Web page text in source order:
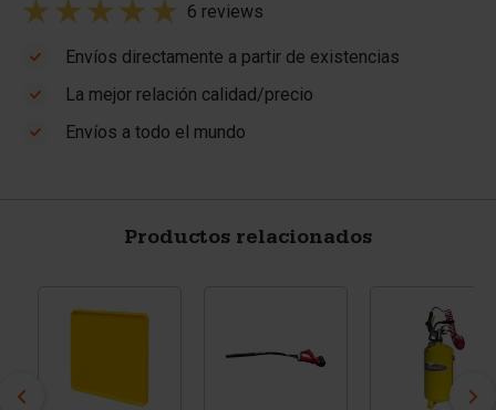
6 reviews
Envíos directamente a partir de existencias
La mejor relación calidad/precio
Envíos a todo el mundo
Productos relacionados